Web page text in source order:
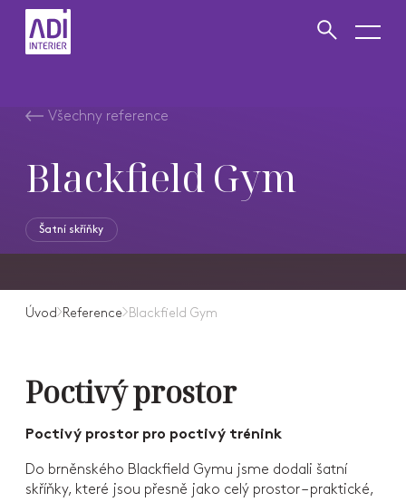
Všechny reference
Blackfield Gym
Šatní skříňky
Úvod Reference Blackfield Gym
Poctivý prostor
Poctivý prostor pro poctivý trénink
Do brněnského Blackfield Gymu jsme dodali šatní
skříňky, které jsou přesně jako celý prostor – praktické,